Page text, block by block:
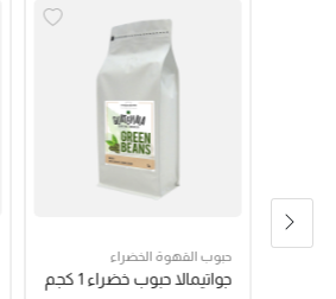
حبوب القهوة الخضراء
جواتيمالا حبوب خضراء 1 كجم